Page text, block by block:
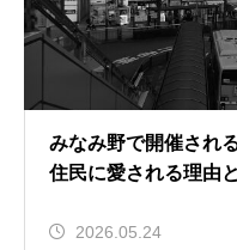
みなみ野で開催され
住民に愛される理由
2026.05.24